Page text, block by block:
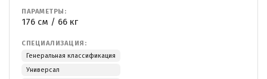
ПАРАМЕТРЫ:
176 см / 66 кг
СПЕЦИАЛИЗАЦИЯ:
Генеральная классификация
Универсал